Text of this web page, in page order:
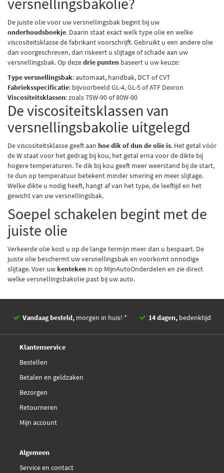
De juiste olie voor uwversnellingsbak begint bij uw
onderhoudsboekje. Daarin staat exact welk type olie en welke
viscositeitsklasse de fabrikant voorschrijft. Gebruikt u een andere olie
dan voorgeschreven, dan riskeert u slijtage of schade aan uw
versnellingsbak. Op dezedrie punten baseert u uw keuze:
Type versnellingsbak: automaat, handbak, DCT of CVT
Fabrieksspecificatie: bijvoorbeeld GL-4, GL-5 of ATF Dexron
Viscositeitsklassen: zoals 75W-90 of 80W-90
De viscositeitsklassen van
versnellingsbakolie uitgelegd
De viscositeitsklasse geeft aan hoe dik of dun de olie is. Het getal vóór
de W staat voor het gedrag bij kou, het getal erna voor de dikte bij
hogere temperaturen. Te dik bij kou geeft meer weerstand bij de start,
te dun op temperatuur betekent minder smering en meer slijtage.
Welke dikte u nodig heeft, hangt af van het type, de leeftijd en het
gewicht van uw versnellingsbak.
Soepel schakelen begint met de
juiste olie
Verkeerde olie kost u op de lange termijn meer dan u bespaart. De
juiste olie beschermt uw versnellingsbak en voorkomt onnodige
slijtage. Voer uw kenteken in op MijnAutoOnderdelen en zie direct
welke versnellingsbakolie past bij uw auto.
Vandaag besteld, morgen in huis! * 14 dagen, bedenktijd
Klantenservice
Bestellen
Betalen en geldzaken
Bezorgen
Retourneren
Mijn account
Algemeen
Service en contact